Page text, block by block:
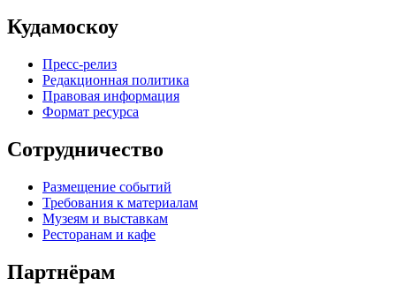
Кудамоскоу
Пресс-релиз
Редакционная политика
Правовая информация
Формат ресурса
Сотрудничество
Размещение событий
Требования к материалам
Музеям и выставкам
Ресторанам и кафе
Партнёрам